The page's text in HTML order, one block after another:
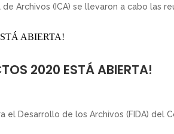
Archivos (ICA) se llevaron a cabo las
2020 ESTÁ ABIERTA!
Desarrollo de los Archivos (FIDA) del